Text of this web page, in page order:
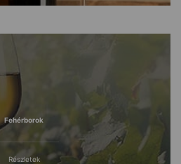
Fehérborok
Részletek